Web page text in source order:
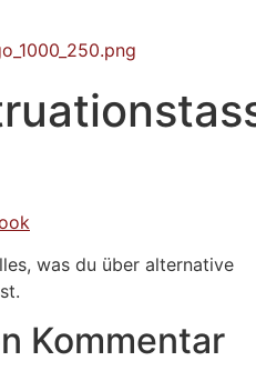
was du über alternative
Kommentar